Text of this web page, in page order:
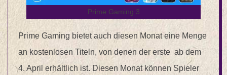
Prime Gaming 3
Prime Gaming bietet auch diesen Monat eine Menge
an kostenlosen Titeln, von denen der erste ab dem
4. April erhältlich ist. Diesen Monat können Spieler